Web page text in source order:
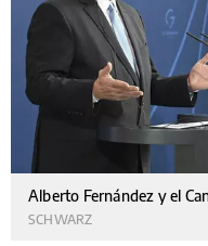
Alberto Fernández y el
SCHWARZ